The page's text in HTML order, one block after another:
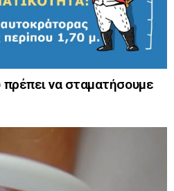
πρέπει να σταματήσουμε